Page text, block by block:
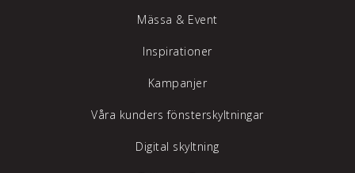
Mässa & Event
Inspirationer
Kampanjer
Våra kunders fönsterskyltningar
Digital skyltning